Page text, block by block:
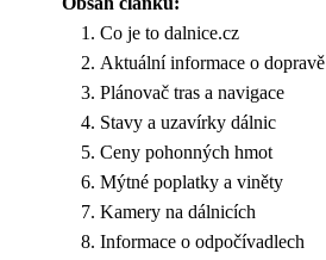
Co je to dalnice.cz
Aktuální informace o dopravě
Plánovač tras a navigace
Stavy a uzavírky dálnic
Ceny pohonných hmot
Mýtné poplatky a viněty
Kamery na dálnicích
Informace o odpočívadlech